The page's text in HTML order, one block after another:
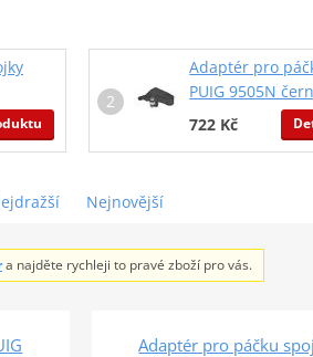
Adaptér pro
PUIG 9505N
722 Kč
Nejnovější
a najděte rychleji to pravé zboží pro vás.
Adaptér pro páčku